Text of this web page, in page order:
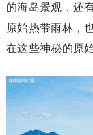
的海岛景观，还
原始热带雨林，
在这些神秘的原